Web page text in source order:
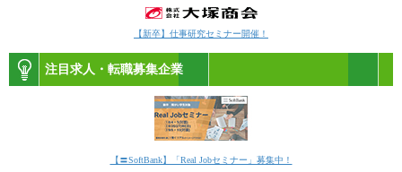
【新卒】仕事研究セミナー開催！
注目求人・転職募集企業
【〓SoftBank】「Real Jobセミナー」募集中！